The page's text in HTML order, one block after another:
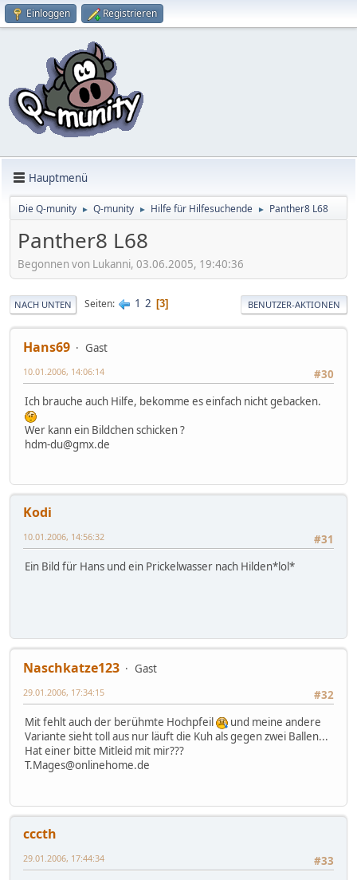
Einloggen Registrieren
Hauptmenü
Die Q-munity ► Q-munity ► Hilfe für Hilfesuchende ► Panther8 L68
Panther8 L68
Begonnen von Lukanni, 03.06.2005, 19:40:36
NACH UNTEN Seiten 1 2 3 BENUTZER-AKTIONEN
Hans69
Gast
#30
10.01.2006, 14:06:14
Ich brauche auch Hilfe, bekomme es einfach nicht gebacken.
Wer kann ein Bildchen schicken ?
hdm-du@gmx.de
Kodi
#31
10.01.2006, 14:56:32
Ein Bild für Hans und ein Prickelwasser nach Hilden*lol*
Naschkatze123
Gast
#32
29.01.2006, 17:34:15
Mit fehlt auch der berühmte Hochpfeil
und meine andere
Variante sieht toll aus nur läuft die Kuh als gegen zwei Ballen...
Hat einer bitte Mitleid mit mir???
T.Mages@onlinehome.de
cccth
#33
29.01.2006, 17:44:34